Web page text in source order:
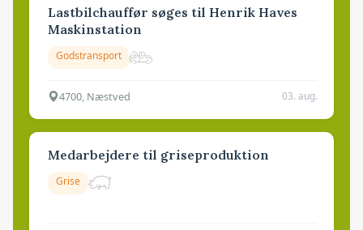
Lastbilchauffør søges til Henrik Haves
Maskinstation
Godstransport
4700, Næstved 03. aug.
Medarbejdere til griseproduktion
Grise